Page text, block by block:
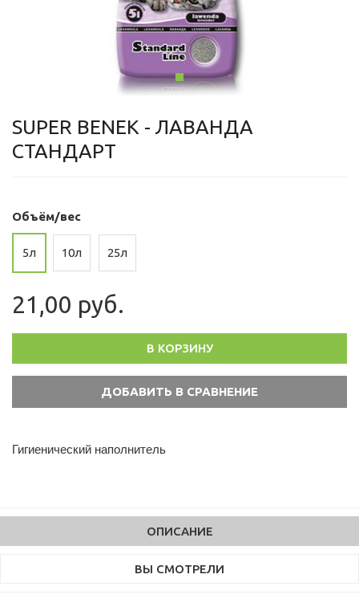
SUPER BENEK - ЛАВАНДА
СТАНДАРТ
Объём/вес
5л 10л 25л
21,00 руб.
В КОРЗИНУ
Гигиенический наполнитель
ОПИСАНИЕ
ВЫ СМОТРЕЛИ